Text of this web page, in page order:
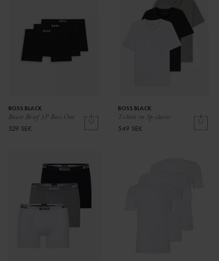
Boxer Brief 3P Boss One
BOSS BLACK
529 SEK
T-shirt rn 3p classic
BOSS BLACK
549 SEK